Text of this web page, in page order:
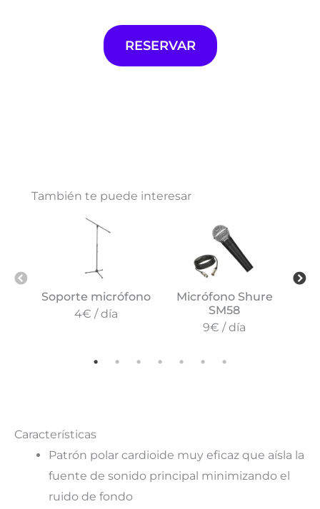
RESERVAR
También te puede interesar
Soporte micrófono
4€ / día
Micrófono Shure
SM58
9€ / día
Características
Patrón polar cardioide muy eficaz que aísla la
fuente de sonido principal minimizando el
ruido de fondo